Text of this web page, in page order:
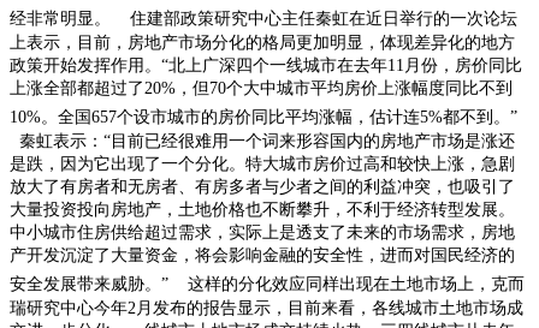
经非常明显。
住建部政策研究中心主任秦虹在近日举行的一次论坛
上表示，目前，房地产市场分化的格局更加明显，体现差异化的地方
政策开始发挥作用。“北上广深四个一线城市在去年11 月份，房价同比
上涨全部都超过了 20% ，但 70个大中城市平均房价上涨幅度同比不到
10%。全国 657个设市城市的房价同比平均涨幅，估计连5%都不到。”
秦虹表示：“目前已经很难用一个词来形容国内的房地产市场是涨还
是跌，因为它出现了一个分化。特大城市房价过高和较快上涨，急剧
放大了有房者和无房者、有房多者与少者之间的利益冲突，也吸引了
大量投资投向房地产，土地价格也不断攀升，不利于经济转型发展。
中小城市住房供给超过需求，实际上是透支了未来的市场需求，房地
产开发沉淀了大量资金，将会影响金融的安全性，进而对国民经济的
安全发展带来威胁。” 这样的分化效应同样出现在土地市场上，克而
瑞研究中心今年2 月发布的报告显示，目前来看，各线城市土地市场成